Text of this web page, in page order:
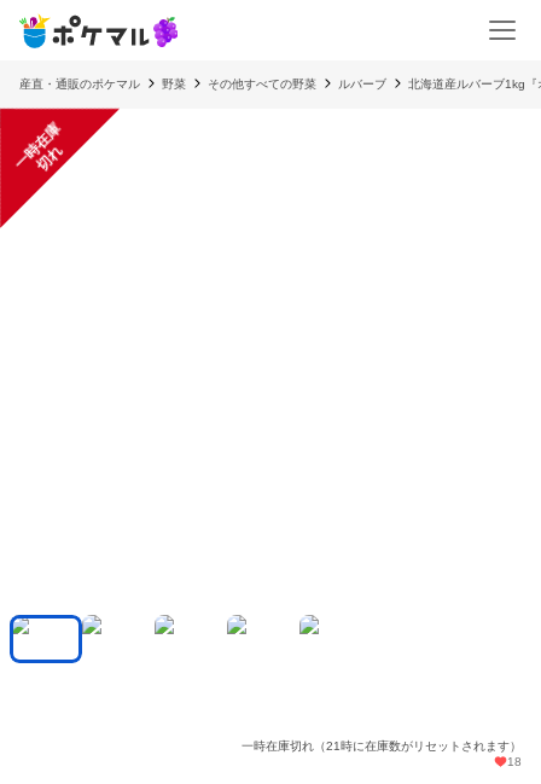
産直・通販のポケマル 野菜 その他すべての野菜 ルバーブ 北海道産ルバーブ1kg『
一
時
在
庫
切
れ
一時在庫切れ（21時に在庫数がリセットされます）
18